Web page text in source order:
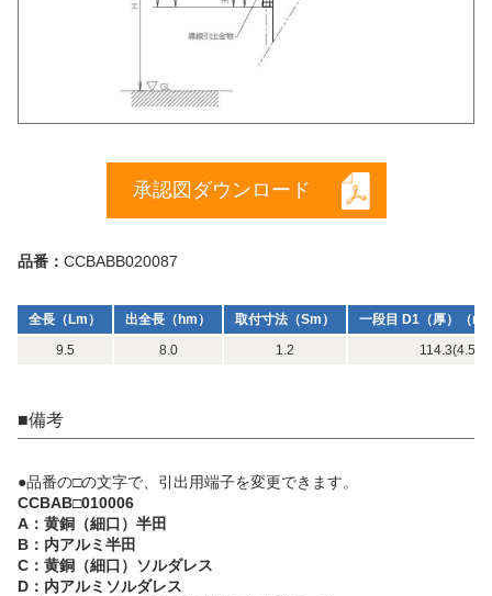
承認図ダウンロード
品番： CCBABB020087
全長（Lm） 出全長（hm） 取付寸法（Sm）
一段目 D1（厚）（
9.5
8.0 1.2 114.3(4.5)
■備考
●品番の□の文字で、引出用端子を変更できます。
CCBAB□010006
A：黄銅（細口）半田
B：内アルミ半田
C：黄銅（細口）ソルダレス
D：内アルミソルダレス